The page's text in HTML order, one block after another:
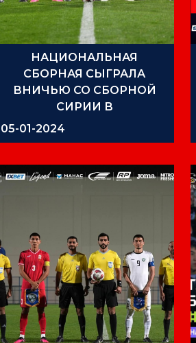
НАЦИОНАЛЬНАЯ
СБОРНАЯ СЫГРАЛА
ВНИЧЬЮ СО СБОРНОЙ
СИРИИ В
ТРЕНИРОВОЧНОМ МАТЧЕ
05-01-2024